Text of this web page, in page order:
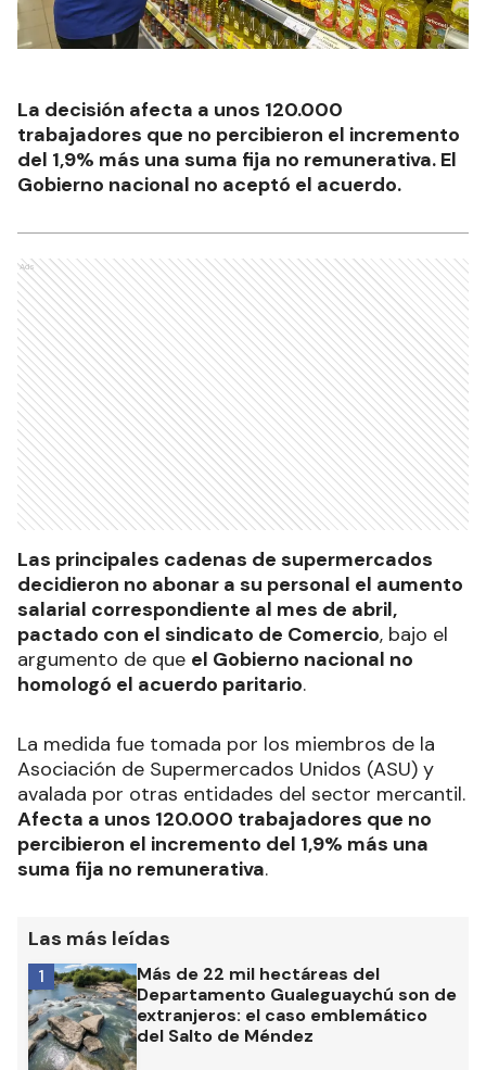
La decisión afecta a unos 120.000
trabajadores que no percibieron el incremento
del 1,9% más una suma fija no remunerativa. El
Gobierno nacional no aceptó el acuerdo.
Ads
Las principales cadenas de supermercados
decidieron no abonar a su personal el aumento
salarial correspondiente al mes de abril,
pactado con el sindicato de Comercio, bajo el
argumento de que el Gobierno nacional no
homologó el acuerdo paritario.
La medida fue tomada por los miembros de la
Asociación de Supermercados Unidos (ASU) y
avalada por otras entidades del sector mercantil.
Afecta a unos 120.000 trabajadores que no
percibieron el incremento del 1,9% más una
suma fija no remunerativa.
Las más leídas
Más de 22 mil hectáreas del
Departamento Gualeguaychú son de
extranjeros: el caso emblemático
del Salto de Méndez
1